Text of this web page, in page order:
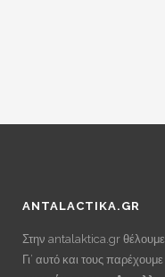
ANTALACTIKA.GR
Στην antalaktica.gr θέλουμε
Γι’ αυτό και τους παρέχουμε